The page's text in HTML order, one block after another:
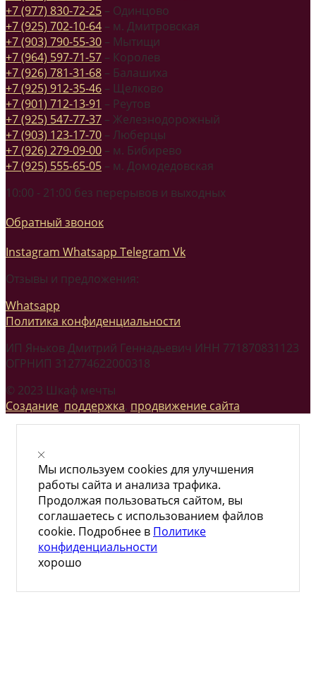
+7 (977) 830-72-25 – Одинцово
+7 (925) 702-10-64 – м. Дмитровская
+7 (903) 790-55-30 – Мытищи
+7 (964) 597-71-57 – Королев
+7 (926) 781-31-68 – Балашиха
+7 (925) 912-35-46 – Щелково
+7 (901) 712-13-91 – Реутов
+7 (925) 547-77-37 – Железнодорожный
+7 (903) 123-17-70 – Люберцы
+7 (926) 279-09-00 – м. Бибирево
+7 (925) 555-65-05 – м. Домодедовская
10:00 - 21:00 без перерывов и выходных
Обратный звонок
Instagram Whatsapp Telegram Vk
Отзывы и предложения:
Whatsapp
Политика конфиденциальности
ИП Яньков Дмитрий Геннадьевич ИНН 771870831123
ОГРНИП 312774622000318
© 2023 Шкаф мечты
Создание, поддержка, продвижение сайта
Мы используем cookies для улучшения
работы сайта и анализа трафика.
Продолжая пользоваться сайтом, вы
соглашаетесь с использованием файлов
cookie. Подробнее в Политике
конфиденциальности
хорошо